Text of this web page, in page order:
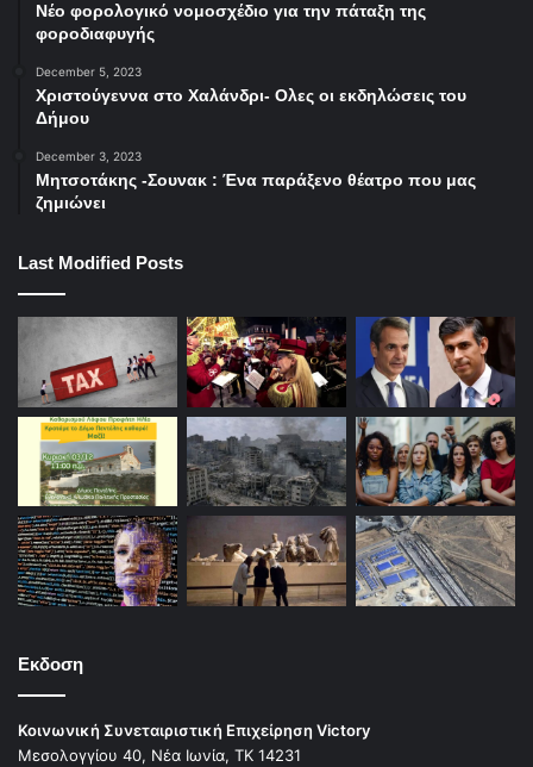
Νέο φορολογικό νομοσχέδιο για την πάταξη της
φοροδιαφυγής
December 5, 2023
Χριστούγεννα στο Χαλάνδρι- Ολες οι εκδηλώσεις του
Δήμου
December 3, 2023
Μητσοτάκης -Σουνακ : Ένα παράξενο θέατρο που μας
ζημιώνει
Last Modified Posts
Εκδοση
Κοινωνική Συνεταιριστική Επιχείρηση Victory
Μεσολογγίου 40, Νέα Ιωνία, ΤΚ 14231